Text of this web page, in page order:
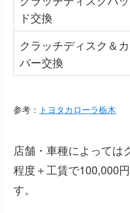
ド交換
クラッチディスク＆カ
バー交換
参考： トヨタカローラ栃木
店舗・車種によっては
程度＋工賃で100,000
す。